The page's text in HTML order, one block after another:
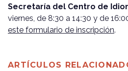
Secretaría del Centro de
viernes, de 8:30 a 14:30 y de
este formulario de inscripción.
ARTÍCULOS